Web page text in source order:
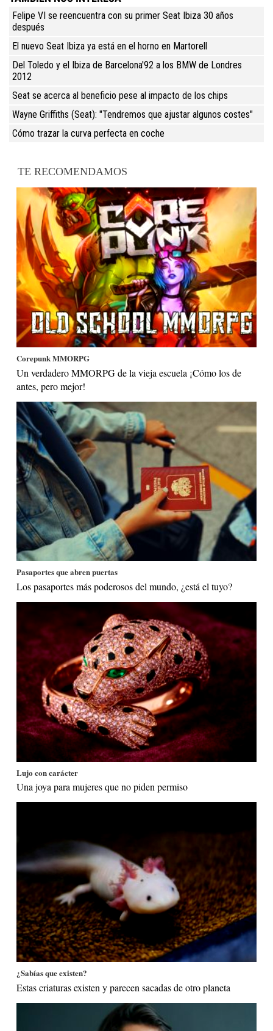
Felipe VI se reencuentra con su primer Seat Ibiza 30 años
después
El nuevo Seat Ibiza ya está en el horno en Martorell
Del Toledo y el Ibiza de Barcelona'92 a los BMW de Londres
2012
Seat se acerca al beneficio pese al impacto de los chips
Wayne Griffiths (Seat): "Tendremos que ajustar algunos costes"
Cómo trazar la curva perfecta en coche
TE RECOMENDAMOS
Corepunk MMORPG
Un verdadero MMORPG de la vieja escuela ¡Cómo los de
antes, pero mejor!
Pasaportes que abren puertas
Los pasaportes más poderosos del mundo, ¿está el tuyo?
Lujo con carácter
Una joya para mujeres que no piden permiso
¿Sabías que existen?
Estas criaturas existen y parecen sacadas de otro planeta